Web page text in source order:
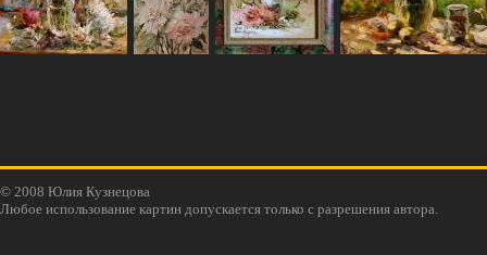
© 2008 Юлия Кузнецова
Любое использование картин допускается только с разрешения автора.